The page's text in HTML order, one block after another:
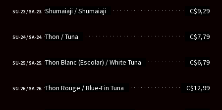
SU-23 / SA-23. C$9,29
Shumaiaji / Shumaiaji
SU-24 / SA-24. C$7,79
Thon / Tuna
SU-25 / SA-25. C$6,79
Thon Blanc (Escolar) / White Tuna
SU-26 / SA-26. C$12,99
Thon Rouge / Blue-Fin Tuna